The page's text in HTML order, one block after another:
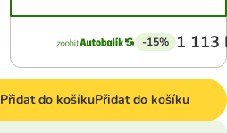
-15% 1 113
Přidat do košíkuPřidat do košíku